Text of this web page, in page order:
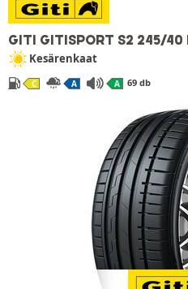
GITI GITISPORT S2 245/40
Kesärenkaat
C A A 69 db